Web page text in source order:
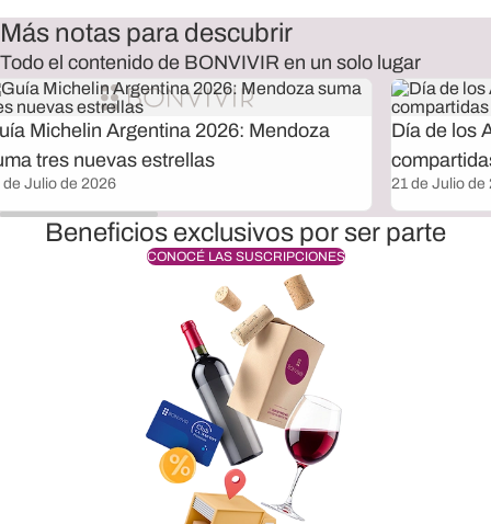
Más notas para descubrir
Todo el contenido de BONVIVIR en un solo lugar
Michelin Argentina 2026: Mendoza
tres nuevas estrellas
de Julio de 2026
Día de los
21 de Julio de
Beneficios exclusivos por ser parte
CONOCÉ LAS SUSCRIPCIONES